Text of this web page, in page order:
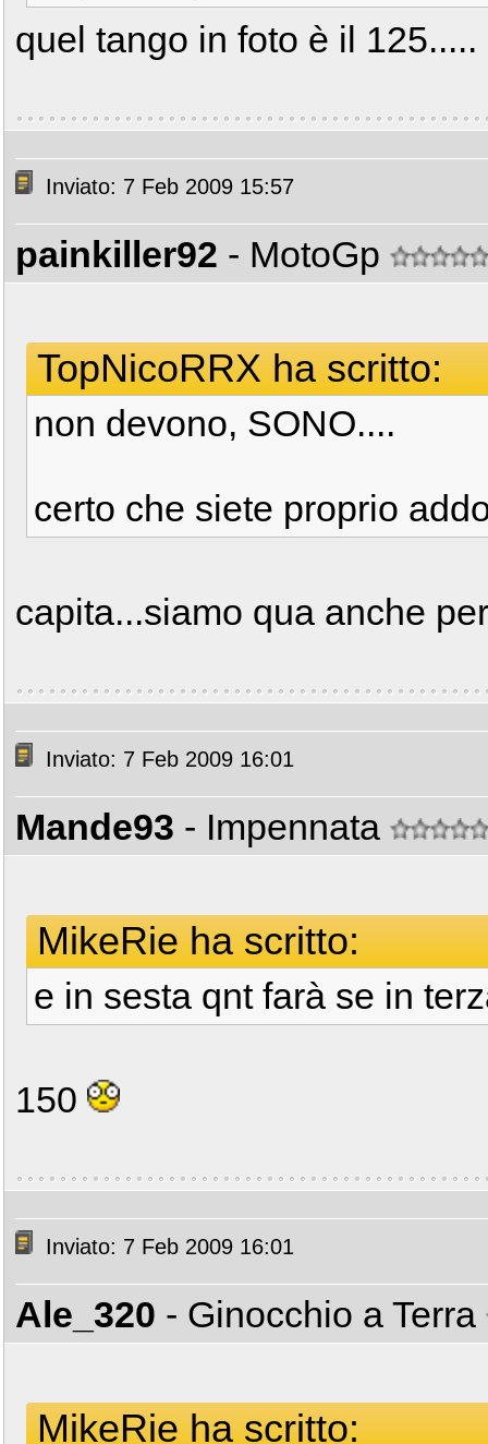
quel tango in foto è il 125.....
Inviato: 7 Feb 2009 15:57
painkiller92 - MotoGp
TopNicoRRX ha scritto:
non devono, SONO....
certo che siete proprio
capita...siamo qua anche
Inviato: 7 Feb 2009 16:01
Mande93 - Impennata
MikeRie ha scritto:
e in sesta qnt farà se in
150
Inviato: 7 Feb 2009 16:01
Ale_320 - Ginocchio a Terra
MikeRie ha scritto: